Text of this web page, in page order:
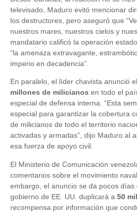
televisado, Maduro evitó mencionar
los destructores, pero aseguró que
nuestros mares, nuestros cielos y
mandatario calificó la operación
“la amenaza extravagante,
imperio en decadencia”.
En paralelo, el líder chavista anunció
millones de milicianos en todo el
especial de defensa interna. “Esta
especial para garantizar la cobertura
de milicianos de todo el territorio
activadas y armadas”, dijo Maduro al
esa fuerza de apoyo civil.
El Ministerio de Comunicación
comentarios sobre el movimiento
embargo, el anuncio se da pocos días
gobierno de EE. UU. duplicará a 50
recompensa por información que